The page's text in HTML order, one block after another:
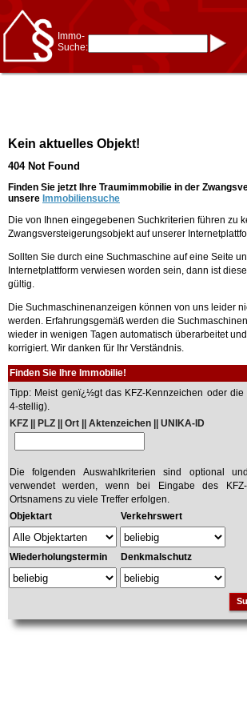
Immo-
Suche:
* Suche verfeinern durch
Kombinieren
Frankfurt/Oder
am Main
Immobiliensuche
nach Kreis
nach Amtsgericht
Kein aktuelles Objekt!
404 Not Found
Finden Sie jetzt Ihre Traumimmobilie in der
unsere Immobiliensuche
Die von Ihnen eingegebenen Suchkriterien führen zu
Zwangsversteigerungsobjekt auf unserer
Sollten Sie durch eine Suchmaschine auf eine Seite
Internetplattform verwiesen worden sein, dann ist
gültig.
Die Suchmaschinenanzeigen können von uns leider
werden. Erfahrungsgemäß werden die
wieder in wenigen Tagen automatisch überarbeitet
korrigiert. Wir danken für Ihr Verständnis.
Finden Sie Ihre Immobilie!
Tipp: Meist genï¿½gt das KFZ-Kennzeichen oder
4-stellig).
KFZ || PLZ || Ort || Aktenzeichen || UNIKA-ID
Die folgenden Auswahlkriterien sind optional
verwendet werden, wenn bei Eingabe des KFZ-
Ortsnamens zu viele Treffer erfolgen.
Objektart
Verkehrswert
Wiederholungstermin Denkmalschutz